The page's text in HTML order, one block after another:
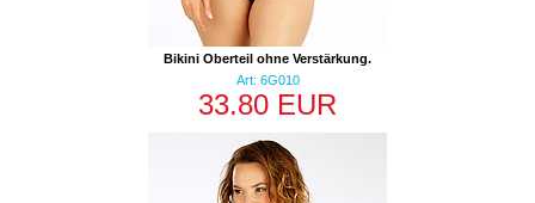
Bikini Oberteil ohne Verstärkung.
Art: 6G010
33.80 EUR